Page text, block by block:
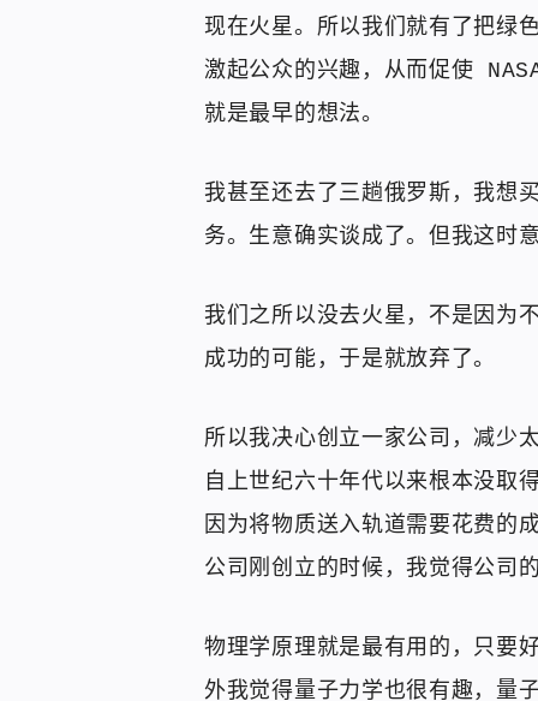
现在火星。所以我们就有了把绿
激起公众的兴趣，从而促使
就是最早的想法。
我甚至还去了三趟俄罗斯，我想
务。生意确实谈成了。但我这时
我们之所以没去火星，不是因为
成功的可能，于是就放弃了。
所以我决心创立一家公司，减少
自上世纪六十年代以来根本没取
因为将物质送入轨道需要花费的
公司刚创立的时候，我觉得公司
物理学原理就是最有用的，只要
外我觉得量子力学也很有趣，量